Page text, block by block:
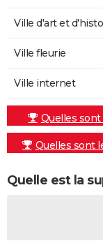
Ville d'art et
Ville fleurie
Ville internet
Quelles sont
Quelles sont
Quelle est la